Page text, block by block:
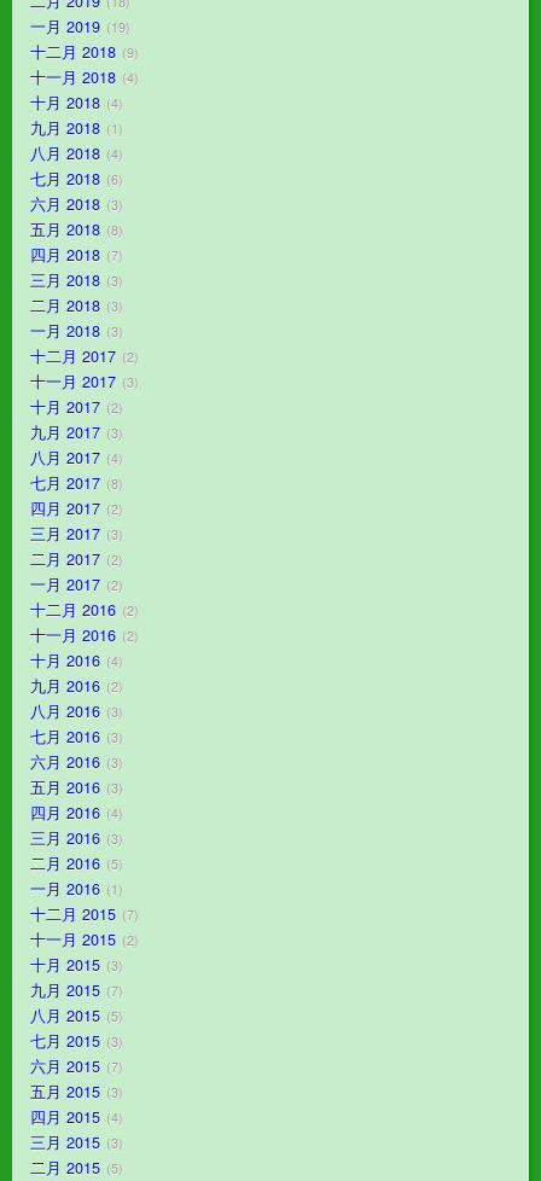
一月 2019 19
十二月 2018 9
十一月 2018 4
十月 2018 4
九月 2018 1
八月 2018 4
七月 2018 6
六月 2018 3
五月 2018 8
四月 2018 7
三月 2018 3
二月 2018 3
一月 2018 3
十二月 2017 2
十一月 2017 3
十月 2017 2
九月 2017 3
八月 2017 4
七月 2017 8
四月 2017 2
三月 2017 3
二月 2017 2
一月 2017 2
十二月 2016 2
十一月 2016 2
十月 2016 4
九月 2016 2
八月 2016 3
七月 2016 3
六月 2016 3
五月 2016 3
四月 2016 4
三月 2016 3
二月 2016 5
一月 2016 1
十二月 2015 7
十一月 2015 2
十月 2015 3
九月 2015 7
八月 2015 5
七月 2015 3
六月 2015 7
五月 2015 3
四月 2015 4
三月 2015 3
二月 2015 5